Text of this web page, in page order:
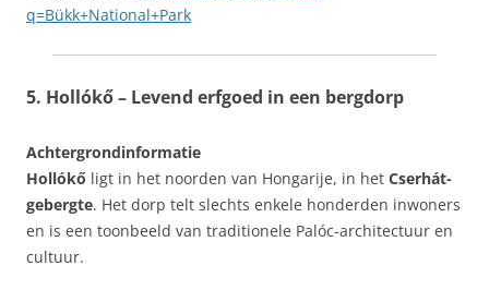
q=Bükk+National+Park
5. Hollókő – Levend erfgoed in een bergdorp
Achtergrondinformatie
Hollókő ligt in het noorden van Hongarije, in het Cserhát-
gebergte. Het dorp telt slechts enkele honderden inwoners
en is een toonbeeld van traditionele Palóc-architectuur en
cultuur.